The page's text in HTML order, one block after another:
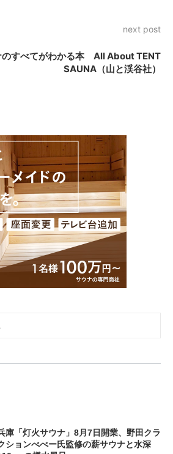
next post
のすべてがわかる本 All About TENT
SAUNA（山と渓谷社）
庫「灯火サウナ」8月7日開業、野田クラ
ションべべー氏監修の薪サウナと水深